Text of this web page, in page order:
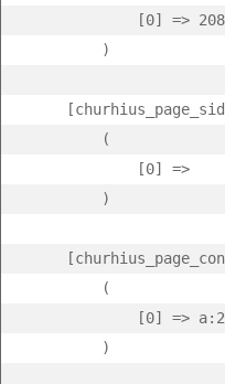
            [0] => 208
        )
        (
            [0] =>
        )
        (
[0] =>
        )